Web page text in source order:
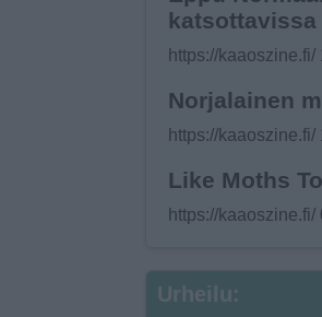
katsottavissa
https://kaaoszine.fi/
Norjalainen
https://kaaoszine.fi/
Like Moths
https://kaaoszine.fi/
Urheilu: